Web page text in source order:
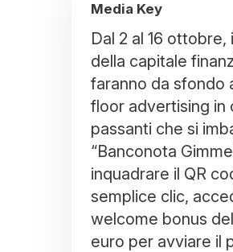
Media Key
Dal 2 al 16 ottobre,
della capitale
faranno da sfondo
floor advertising in
passanti che si
“Banconota
inquadrare il QR
semplice clic,
welcome bonus
euro per avviare il